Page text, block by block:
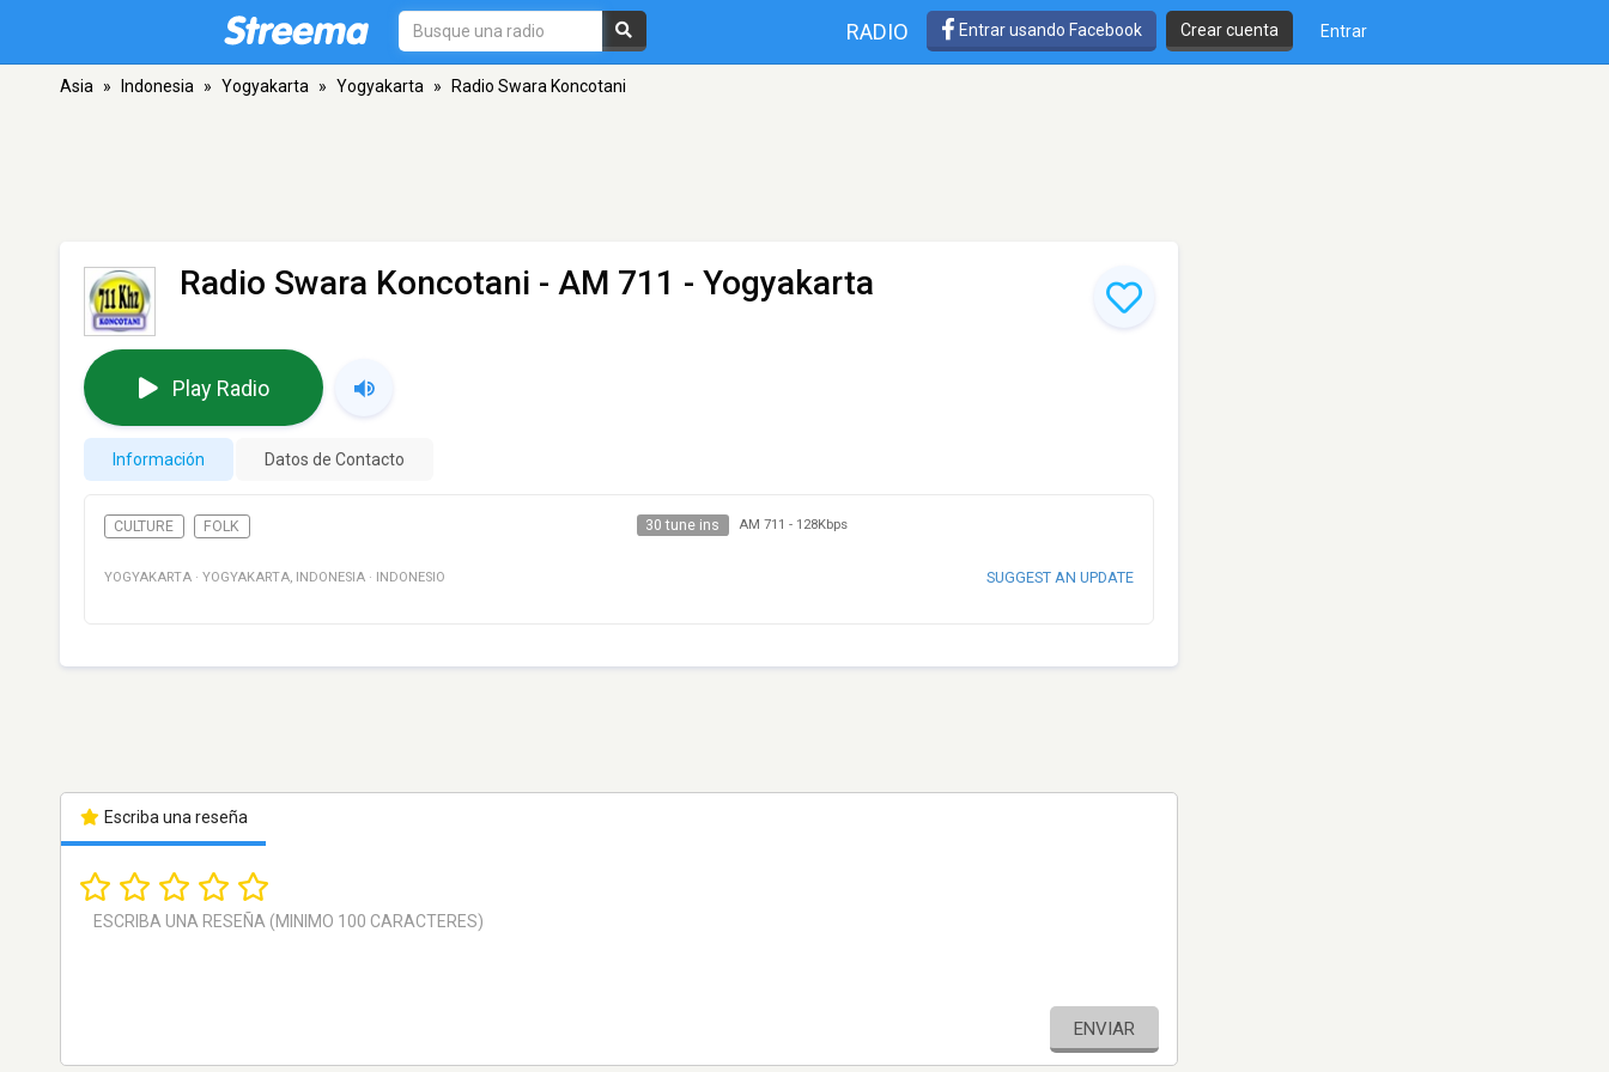
RADIO Entrar usando Facebook Crear cuenta Entrar
Asia » Indonesia » Yogyakarta » Yogyakarta » Radio Swara Koncotani
Radio Swara Koncotani - AM 711 - Yogyakarta
Play Radio
Información Datos de Contacto
CULTURE FOLK 30 tune ins AM 711 - 128Kbps
YOGYAKARTA · YOGYAKARTA, INDONESIA · INDONESIO SUGGEST AN UPDATE
Escriba una reseña
ENVIAR